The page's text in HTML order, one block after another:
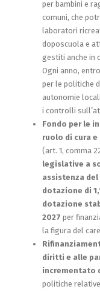
per bambini e
comuni, che
laboratori
doposcuola e
gestiti anche in
Ogni anno,
per le politiche
autonomie
i controlli
Fondo per le
ruolo di cura
(art. 1, comma
legislative a
assistenza
dotazione di
dotazione
2027 per
la figura del
diritti e alle
incrementato
politiche